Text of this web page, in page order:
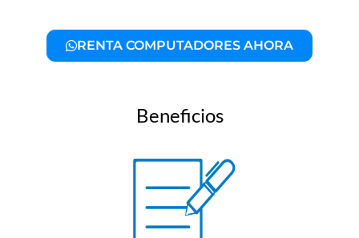
RENTA COMPUTADORES AHORA
Beneficios